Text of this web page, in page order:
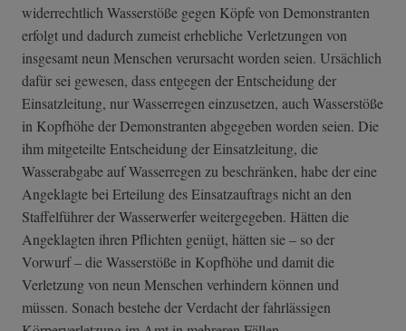
widerrechtlich Wasserstöße gegen Köpfe von Demonstranten
erfolgt und dadurch zumeist erhebliche Verletzungen von
insgesamt neun Menschen verursacht worden seien. Ursächlich
dafür sei gewesen, dass entgegen der Entscheidung der
Einsatzleitung, nur Wasserregen einzusetzen, auch Wasserstöße
in Kopfhöhe der Demonstranten abgegeben worden seien. Die
ihm mitgeteilte Entscheidung der Einsatzleitung, die
Wasserabgabe auf Wasserregen zu beschränken, habe der eine
Angeklagte bei Erteilung des Einsatzauftrags nicht an den
Staffelführer der Wasserwerfer weitergegeben. Hätten die
Angeklagten ihren Pflichten genügt, hätten sie – so der
Vorwurf – die Wasserstöße in Kopfhöhe und damit die
Verletzung von neun Menschen verhindern können und
müssen. Sonach bestehe der Verdacht der fahrlässigen